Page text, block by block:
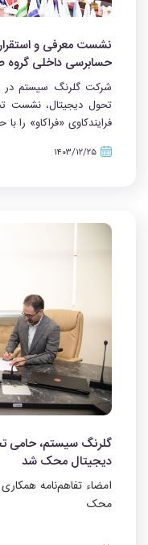
نشست معرفی و استقرار
حسابرسی داخلی گروه
شرکت گلرنگ سیستم در
تحول دیجیتال، نشست
فرایندکاوی «فراکاو» را
حسابرسی داخلی شرکت‌های
۱۴۰۳/۱۲/۲۵
گلرنگ سیستم، حامی
دیجیتال محک شد
امضاء تفاهم‌نامه
محک